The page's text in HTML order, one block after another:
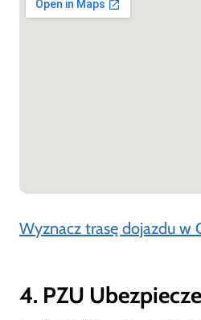
Wyznacz trasę dojazdu w
4. PZU